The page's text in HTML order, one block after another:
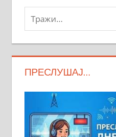
Тражи:
ПРЕСЛУШАЈ…